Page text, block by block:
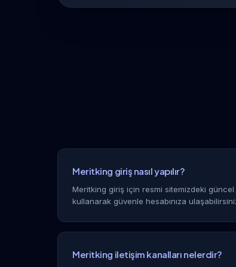
Meritking giriş nasıl yapılır?
Meritking giriş için resmi sitemizdeki güncel
kullanarak güvenle hesabınıza
Meritking iletişim kanalları nelerdir?